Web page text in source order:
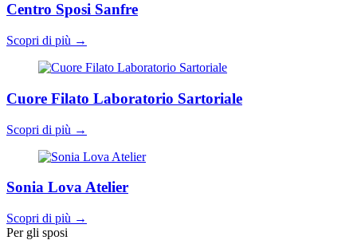
Centro Sposi Sanfre
Scopri di più →
Cuore Filato Laboratorio Sartoriale
Scopri di più →
Sonia Lova Atelier
Scopri di più →
Per gli sposi